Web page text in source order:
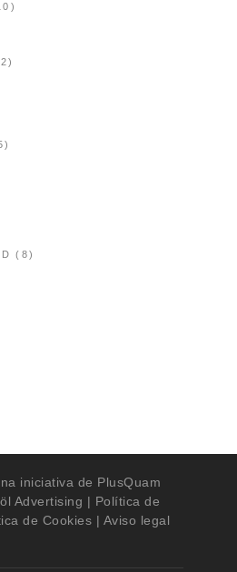
(8)
iniciativa de PlusQuam
Advertising | Política de
de Cookies | Aviso legal